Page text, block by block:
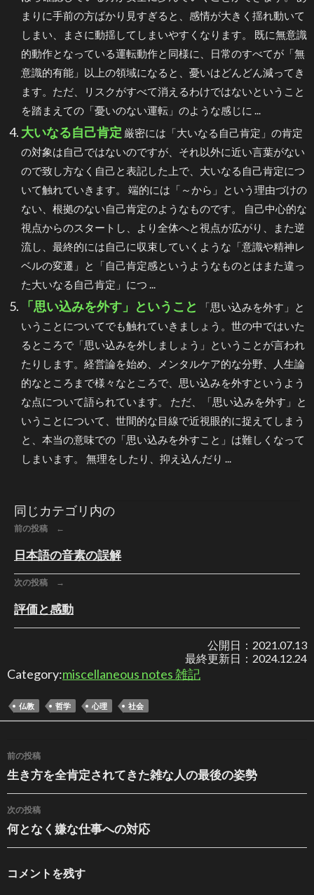
まりに手前の方ばかり見すぎると、感情が大きく揺れ動いて
しまい、まさに動揺してしまいやすくなります。 既に無意識
的動作となっている運転動作と同様に、日常のすべてが「無
意識的有能」以上の領域になると、憂いはどんどん減ってき
ます。ただ、リスクがすべて消えるわけではないということ
を踏まえての「憂いのない運転」のような感じに ...
大いなる自己肯定 厳密には「大いなる自己肯定」の肯定
の対象は自己ではないのですが、それ以外に近い言葉がない
ので致し方なく自己と表記した上で、大いなる自己肯定につ
いて触れていきます。 端的には「～から」という理由づけの
ない、根拠のない自己肯定のようなものです。 自己中心的な
視点からのスタートし、より全体へと視点が広がり、また逆
流し、最終的には自己に収束していくような「意識や精神レ
ベルの変遷」と「自己肯定感というようなものとはまた違っ
た大いなる自己肯定」につ ...
「思い込みを外す」ということ
「思い込みを外す」と
いうことについてでも触れていきましょう。世の中ではいた
るところで「思い込みを外しましょう」ということが言われ
たりします。経営論を始め、メンタルケア的な分野、人生論
的なところまで様々なところで、思い込みを外すというよう
な点について語られています。 ただ、「思い込みを外す」と
いうことについて、世間的な目線で近視眼的に捉えてしまう
と、本当の意味での「思い込みを外すこと」は難しくなって
しまいます。 無理をしたり、抑え込んだり ...
同じカテゴリ内の
前の投稿 ←
日本語の音素の誤解
次の投稿 →
評価と感動
公開日： 2021.07.13
最終更新日： 2024.12.24
Category:miscellaneous notes 雑記
仏教 哲学 心理 社会
投稿ナビゲーション
前の投稿
生き方を全肯定されてきた雑な人の最後の姿勢
次の投稿
何となく嫌な仕事への対応
コメントを残す